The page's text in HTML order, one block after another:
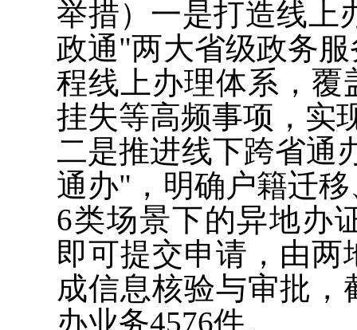
举措）一是打造线上
政通"两大省级政务
程线上办理体系，覆
挂失等高频事项，实
二是推进线下跨省通
通办"，明确户籍迁
6类场景下的异地办
即可提交申请，由两
成信息核验与审批
办业务4576件。